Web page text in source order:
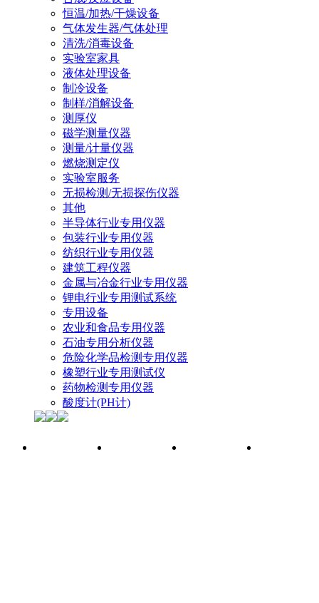
恒温/加热/干燥设备
气体发生器/气体处理
清洗/消毒设备
实验室家具
液体处理设备
制冷设备
制样/消解设备
测厚仪
磁学测量仪器
测量/计量仪器
燃烧测定仪
实验室服务
无损检测/无损探伤仪器
其他
半导体行业专用仪器
包装行业专用仪器
纺织行业专用仪器
建筑工程仪器
金属与冶金行业专用仪器
锂电行业专用测试系统
专用设备
农业和食品专用仪器
石油专用分析仪器
危险化学品检测专用仪器
橡塑行业专用测试仪
药物检测专用仪器
酸度计(PH计)